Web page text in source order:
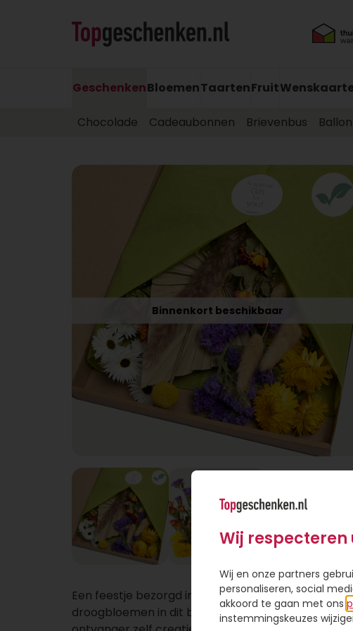
GeschenkenBloemenTaartenFruit
Chocolade Cadeaubonnen Brievenbus
Binnenkort beschikbaar
Een feestje bezorgd in de brievenbus! Met de
droogbloemen in dit brievenbus pakket kan de
Wij
Wij en onze partners
personaliseren, social
akkoord te gaan met ons
instemmingskeuzes